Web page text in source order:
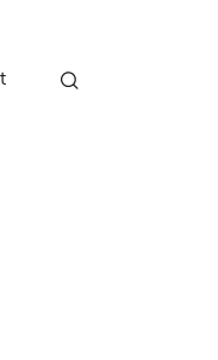
Przejdź do treści